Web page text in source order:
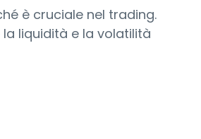
è cruciale nel trading.
liquidità e la volatilità